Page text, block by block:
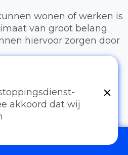
wonen of werken is
van groot belang.
hiervoor zorgen door
installeren van
radiatorkranen
akkoord dat wij